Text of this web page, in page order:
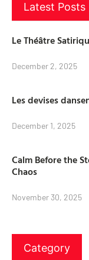
Latest Posts
Le Théâtre
December 2, 2025
Les devises
December 1, 2025
Calm Before the
Chaos
November 30, 2025
Category